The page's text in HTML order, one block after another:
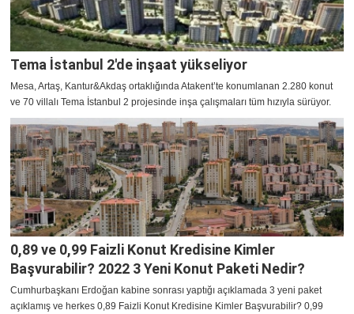
Tema İstanbul 2'de inşaat yükseliyor
Mesa, Artaş, Kantur&Akdaş ortaklığında Atakent’te konumlanan 2.280 konut
ve 70 villalı Tema İstanbul 2 projesinde inşa çalışmaları tüm hızıyla sürüyor.
0,89 ve 0,99 Faizli Konut Kredisine Kimler
Başvurabilir? 2022 3 Yeni Konut Paketi Nedir?
Cumhurbaşkanı Erdoğan kabine sonrası yaptığı açıklamada 3 yeni paket
açıklamış ve herkes 0,89 Faizli Konut Kredisine Kimler Başvurabilir? 0,99